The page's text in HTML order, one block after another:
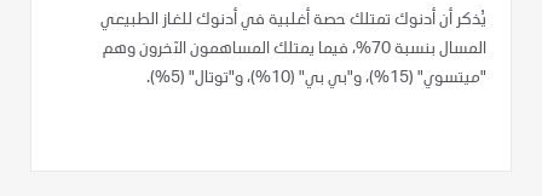
يُذكر أن أدنوك تمتلك حصة أغلبية في أدنوك للغاز الطبيعي
المسال بنسبة 70%، فيما يمتلك المساهمون الآخرون وهم
"ميتسوي" (15%)، و"بي بي" (10%)، و"توتال" (5%).